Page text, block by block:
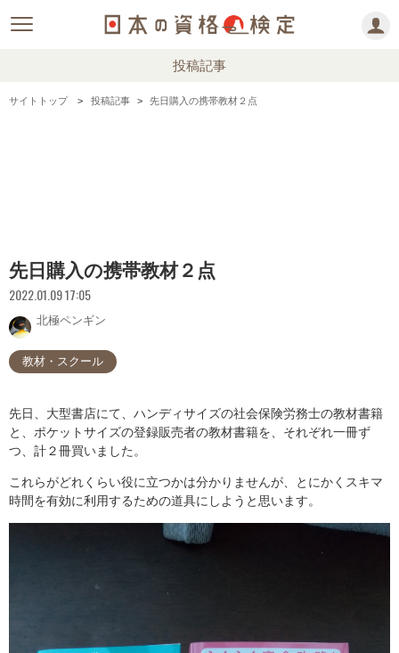
投稿記事
サイトトップ 投稿記事 先日購入の携帯教材２点
先日購入の携帯教材２点
2022.01.09 17:05
北極ペンギン
教材・スクール
先日、大型書店にて、ハンディサイズの社会保険労務士の教材書籍
と、ポケットサイズの登録販売者の教材書籍を、それぞれ一冊ず
つ、計２冊買いました。
これらがどれくらい役に立つかは分かりませんが、とにかくスキマ
時間を有効に利用するための道具にしようと思います。